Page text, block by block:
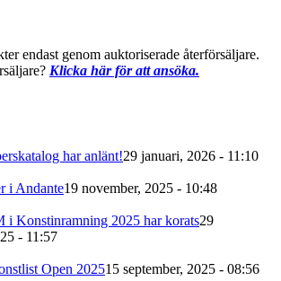
endast genom auktoriserade återförsäljare.
Klicka här för att ansöka.
har anlänt!29 januari, 2026 - 11:10
i Andante19 november, 2025 - 10:48
i Konstinramning 2025 har korats29
- 11:57
Open 202515 september, 2025 - 08:56